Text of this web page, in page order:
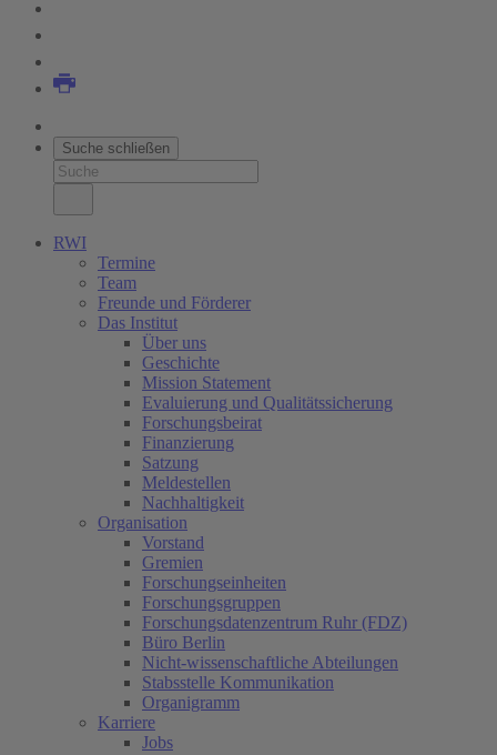
Suche schließen
RWI
Termine
Team
Freunde und Förderer
Das Institut
Über uns
Geschichte
Mission Statement
Evaluierung und Qualitätssicherung
Forschungsbeirat
Finanzierung
Satzung
Meldestellen
Nachhaltigkeit
Organisation
Vorstand
Gremien
Forschungseinheiten
Forschungsgruppen
Forschungsdatenzentrum Ruhr (FDZ)
Büro Berlin
Nicht-wissenschaftliche Abteilungen
Stabsstelle Kommunikation
Organigramm
Karriere
Jobs